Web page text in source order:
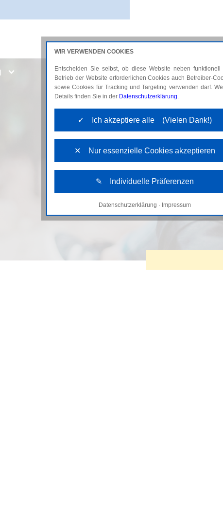
AKTUELLES
WIR VERWENDEN COOKIES
Entscheiden Sie selbst, ob diese Website neben funktionell
Betrieb der Website erforderlichen Cookies auch Betreiber-
sowie Cookies für Tracking und Targeting verwenden darf.
Details finden Sie in der Datenschutzerklärung.
✓ Ich akzeptiere alle (Vielen Dank!)
✕ Nur essenzielle Cookies akzeptieren
✎ Individuelle Präferenzen
Notwendige Cookies
Datenschutzerklärung · Impressum